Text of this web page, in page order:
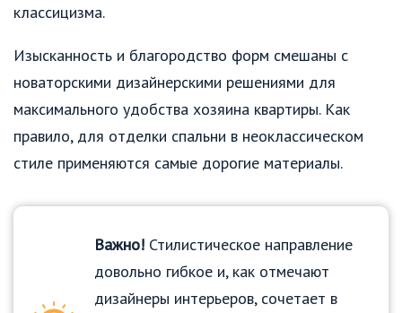
классицизма.
Изысканность и благородство форм смешаны с
новаторскими дизайнерскими решениями для
максимального удобства хозяина квартиры. Как
правило, для отделки спальни в неоклассическом
стиле применяются самые дорогие материалы.
Важно! Стилистическое направление
довольно гибкое и, как отмечают
дизайнеры интерьеров, сочетает в